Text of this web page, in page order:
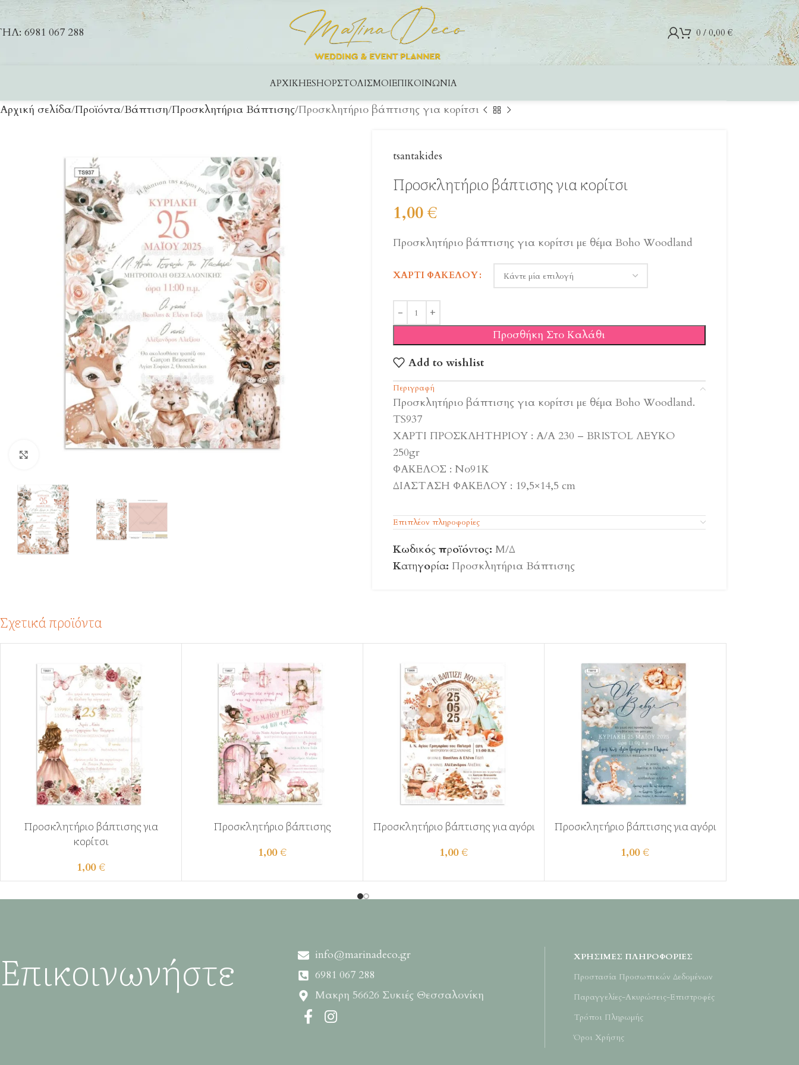
6981 067 288 0 / 0,00€
ΑΡΧΙΚΉESHOPΣΤΟΛΙΣΜΟΊΕΠΙΚΟΙΝΩΝΊΑ
Αρχική σελίδα Προϊόντα Βάπτιση Προσκλητήρια Βάπτισης Προσκλητήριο βάπτισης για κορίτσι
Click to enlarge
tsantakides
Προσκλητήριο βάπτισης για κορίτσι
1,00€
Προσκλητήριο βάπτισης για κορίτσι με θέμα Boho Woodland
ΧΑΡΤΊ ΦΑΚΈΛΟΥ
Προσθήκη Στο Καλάθι
Add to wishlist
Περιγραφή
Προσκλητήριο βάπτισης για κορίτσι με θέμα Boho Woodland.
TS937
ΧΑΡΤΙ ΠΡΟΣΚΛΗΤΗΡΙΟΥ : Α/Α 230 – BRISTOL ΛΕΥΚΟ
250gr
ΦΑΚΕΛΟΣ : Νο91K
ΔΙΑΣΤΑΣΗ ΦΑΚΕΛΟΥ : 19,5×14,5 cm
Επιπλέον πληροφορίες
Κωδικός προϊόντος: Μ/Δ
Κατηγορία: Προσκλητήρια Βάπτισης
Σχετικά προϊόντα
Προσκλητήριο βάπτισης για
κορίτσι
1,00€
Προσκλητήριο βάπτισης
1,00€
Προσκλητήριο βάπτισης για αγόρι
1,00€
Προσκλητήριο βάπτισης για αγόρι
1,00€
Επικοινωνήστε
info@marinadeco.gr
6981 067 288
Μακρη 56626 Συκιές Θεσσαλονίκη
ΧΡΉΣΙΜΕΣ ΠΛΗΡΟΦΟΡΊΕΣ
Προστασία Προσωπικών Δεδομένων
Παραγγελίες-Ακυρώσεις-Επιστροφές
Τρόποι Πληρωμής
Όροι Χρήσης